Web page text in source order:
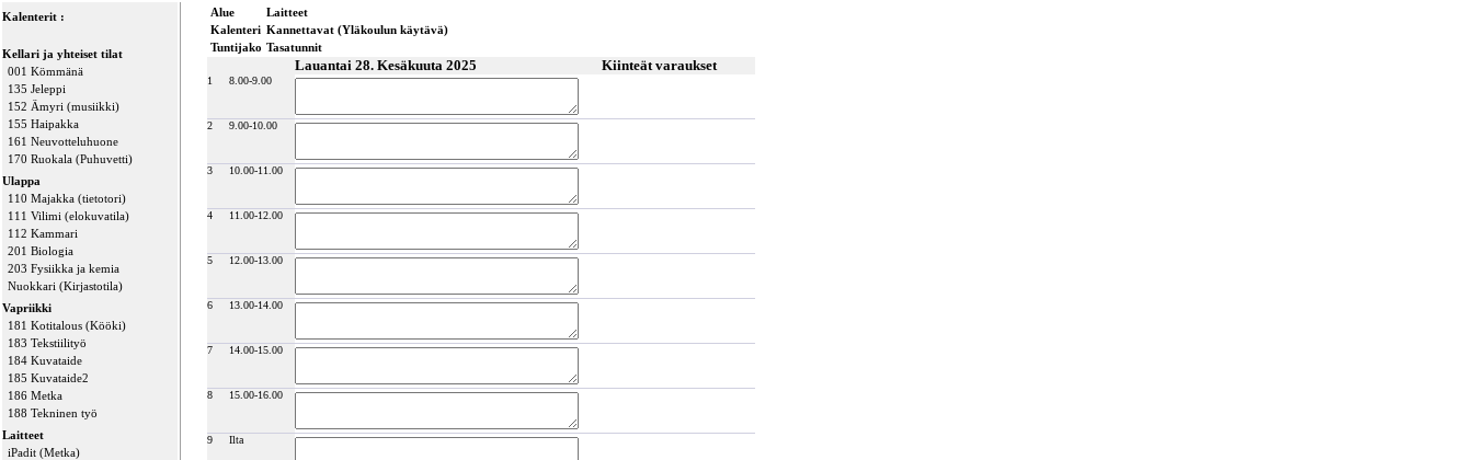
Kalenterit :
Kellari ja yhteiset tilat
001 Kömmänä
135 Jeleppi
152 Ämyri (musiikki)
155 Haipakka
161 Neuvotteluhuone
170 Ruokala (Puhuvetti)
Ulappa
110 Majakka (tietotori)
111 Vilimi (elokuvatila)
112 Kammari
201 Biologia
203 Fysiikka ja kemia
Nuokkari (Kirjastotila)
Vapriikki
181 Kotitalous (Kööki)
183 Tekstiilityö
184 Kuvataide
185 Kuvataide2
186 Metka
188 Tekninen työ
Laitteet
iPadit (Metka)
Alue
Laitteet
Kalenteri Kannettavat (Yläkoulun käytävä)
Tuntijako Tasatunnit
Lauantai 28. Kesäkuuta 2025 Kiinteät varaukset
1 8.00-9.00
2 9.00-10.00
3 10.00-11.00
4 11.00-12.00
5 12.00-13.00
6 13.00-14.00
7 14.00-15.00
8 15.00-16.00
9 Ilta